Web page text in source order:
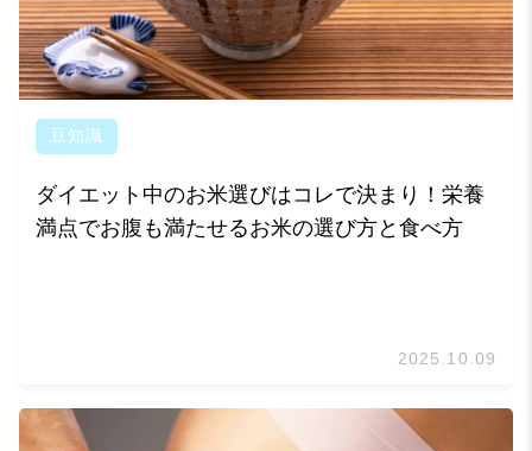
豆知識
ダイエット中のお米選びはコレで決まり！栄養
満点でお腹も満たせるお米の選び方と食べ方
2025.10.09